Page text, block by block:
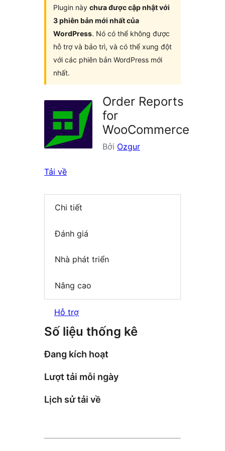
Plugin này chưa được cập nhật với
3 phiên bản mới nhất của
WordPress. Nó có thể không được
hỗ trợ và bảo trì, và có thể xung đột
với các phiên bản WordPress mới
nhất.
Order Reports
for
WooCommerce
Bởi Ozgur
Tải về
Chi tiết
Đánh giá
Nhà phát triển
Nâng cao
Hỗ trợ
Số liệu thống kê
Đang kích hoạt
Lượt tải mỗi ngày
Lịch sử tải về